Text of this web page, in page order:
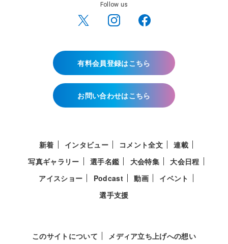
Follow us
有料会員登録はこちら
お問い合わせはこちら
新着 インタビュー コメント全文
連載
写真ギャラリー
選手名鑑 大会特集
大会日程
アイスショー
Podcast 動画
イベント
選手支援
このサイトについて メディア立ち上げへの想い